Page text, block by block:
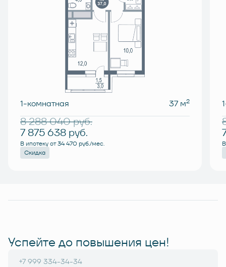
1-комнатная 37 м2
8 288 040руб.
7 875 638 руб.
В ипотеку от 34 470 руб./мес.
Скидка
Успейте до повышения цен!